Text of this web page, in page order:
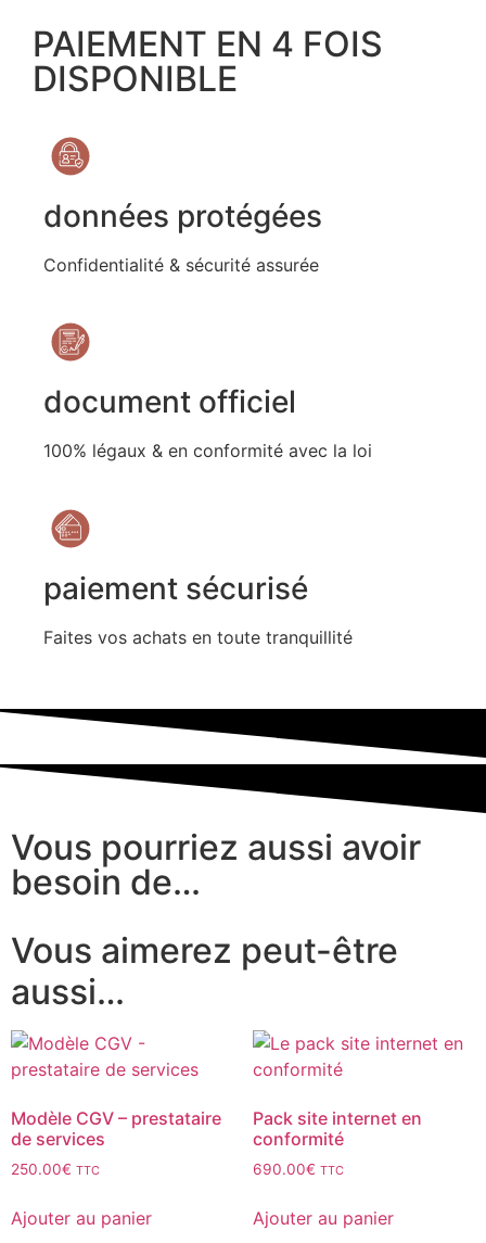
PAIEMENT EN 4 FOIS
DISPONIBLE
données protégées
Confidentialité & sécurité assurée
document officiel
100% légaux & en conformité avec la loi
paiement sécurisé
Faites vos achats en toute tranquillité
Vous pourriez aussi avoir
besoin de…
Vous aimerez peut-être
aussi…
Modèle CGV – prestataire
de services
250.00€ TTC
Ajouter au panier
Pack site internet en
conformité
690.00€ TTC
Ajouter au panier